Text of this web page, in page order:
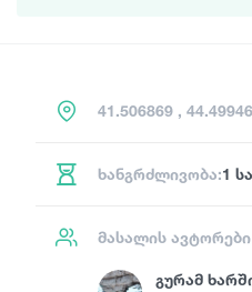
41.506869 ,
ხანგრძლივობა:1
მასალის ავტორები
Გურამ